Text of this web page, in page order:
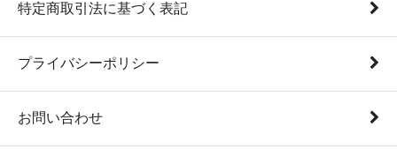
特定商取引法に基づく表記
プライバシーポリシー
お問い合わせ